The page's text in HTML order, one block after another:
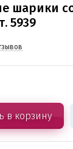
шарики
5939
в корзину